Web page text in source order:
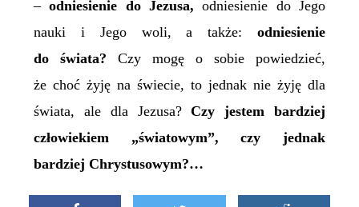
–odniesienie do Jezusa, odniesienie do Jego
nauki i Jego woli, a także:odniesienie
do świata? Czy mogę o sobie powiedzieć,
że choć żyję na świecie, to jednak nie żyję dla
świata, ale dla Jezusa?Czy jestem bardziej
człowiekiem „światowym”, czy jednak
bardziej Chrystusowym?…